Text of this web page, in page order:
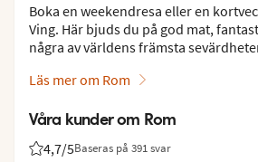
Boka en weekendresa eller en
Ving. Här bjuds du på god mat,
några av världens främsta
Läs mer om Rom
Våra kunder om Rom
4,7/5Baseras på 391 svar
Betyg från Vings gäster: 4.7/5